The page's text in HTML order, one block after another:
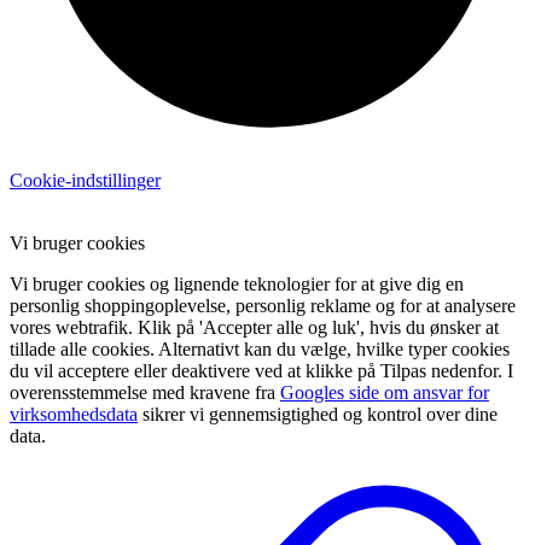
Cookie-indstillinger
Vi bruger cookies
Vi bruger cookies og lignende teknologier for at give dig en
personlig shoppingoplevelse, personlig reklame og for at analysere
vores webtrafik. Klik på 'Accepter alle og luk', hvis du ønsker at
tillade alle cookies. Alternativt kan du vælge, hvilke typer cookies
du vil acceptere eller deaktivere ved at klikke på Tilpas nedenfor. I
overensstemmelse med kravene fra Googles side om ansvar for
virksomhedsdata sikrer vi gennemsigtighed og kontrol over dine
data.